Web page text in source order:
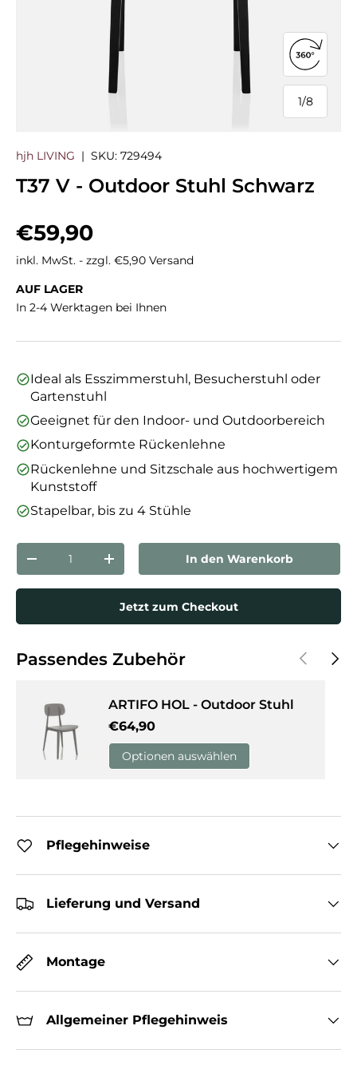
1/
von
8
360°-
hjh LIVING | SKU: 729494
T37 V - Outdoor Stuhl Schwarz
Normaler Preis
€59,90
inkl. MwSt. - zzgl. €5,90 Versand
AUF LAGER
In 2-4 Werktagen bei Ihnen
Ideal als Esszimmerstuhl, Besucherstuhl oder
Gartenstuhl
Geeignet für den Indoor- und Outdoorbereich
Konturgeformte Rückenlehne
Rückenlehne und Sitzschale aus hochwertigem
Kunststoff
Stapelbar, bis zu 4 Stühle
Anzahl
Menge verringernMenge erhöhenIn den Warenkorb
Jetzt zum Checkout
Passendes Zubehör Vorherige
ARTIFO HOL - Outdoor Stuhl
Normaler Preis
€64,90
Optionen auswählen
Pflegehinweise
Lieferung und Versand
Montage
Allgemeiner Pflegehinweis